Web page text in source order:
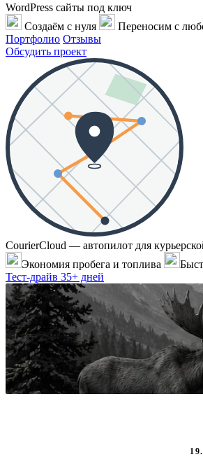
WordPress сайты под ключ
Создаём с нуля
Переносим с
Портфолио Отзывы
Обсудить проект
CourierCloud — автопилот для
Экономия пробега и топлива
Тест-драйв 35+ дней